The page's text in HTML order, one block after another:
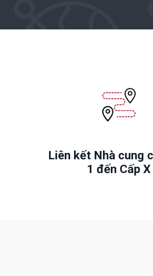
Liên kết Nhà cung
1 đến Cấp X